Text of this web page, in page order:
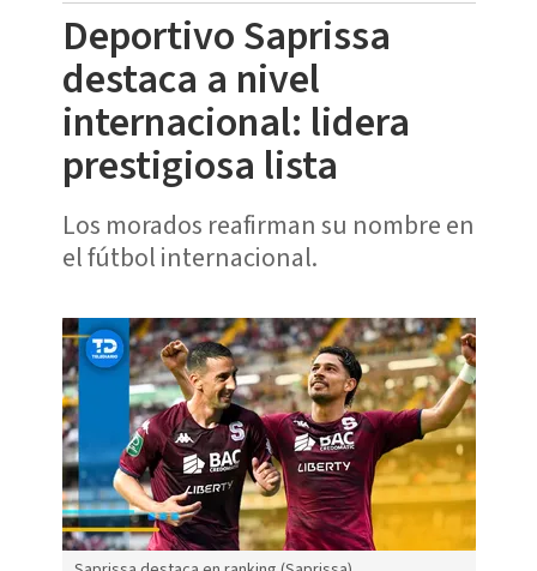
Deportivo Saprissa
destaca a nivel
internacional: lidera
prestigiosa lista
Los morados reafirman su nombre en
el fútbol internacional.